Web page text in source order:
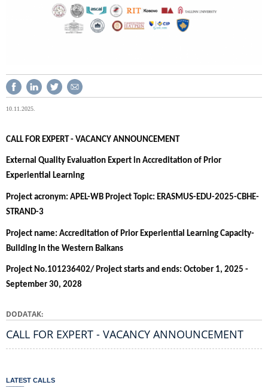
10.11.2025.
CALL FOR EXPERT - VACANCY ANNOUNCEMENT
External Quality Evaluation Expert in Accreditation of Prior
Experiential Learning
Project acronym: APEL-WB Project Topic: ERASMUS-EDU-2025-CBHE-
STRAND-3
Project name: Accreditation of Prior Experiential Learning Capacity-
Building in the Western Balkans
Project No.101236402/ Project starts and ends: October 1, 2025 -
September 30, 2028
DODATAK
CALL FOR EXPERT - VACANCY ANNOUNCEMENT
LATEST CALLS